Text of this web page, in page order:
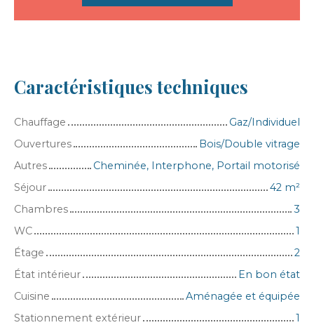
Caractéristiques techniques
Chauffage
Gaz/Individuel
Ouvertures
Bois/Double vitrage
Autres
Cheminée, Interphone, Portail motorisé
Séjour
42 m²
Chambres
3
WC
1
Étage
2
État intérieur
En bon état
Cuisine
Aménagée et équipée
Stationnement extérieur
1